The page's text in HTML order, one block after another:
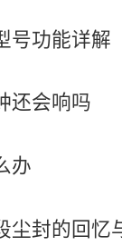
号功能详解
还会响吗
办